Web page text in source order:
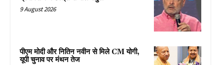
9 August 2026
पीएम मोदी और नितिन नवीन से मिले CM योगी,
यूपी चुनाव पर मंथन तेज